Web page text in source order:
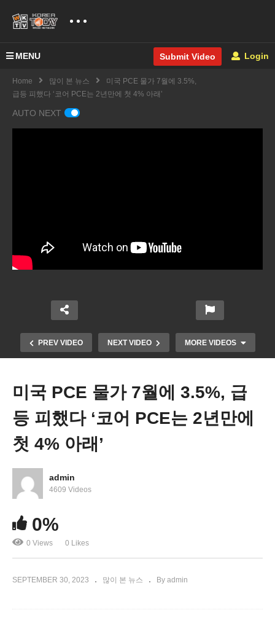
MENU Submit Video Login
Home 많이 본 뉴스
미국 PCE 물가 7월에 3.5%,
급등 피했다 ‘코어 PCE는 2년만에 첫 4% 아래’
AUTO NEXT
PREV VIDEO NEXT VIDEO MORE VIDEOS
연방정부 셧다운 초읽기 ‘10월 1일 새벽 0시부터 문
닫는 연방기관들 상당수’
미국 PCE 물가 7월에 3.5%, 급
등 피했다 ‘코어 PCE는 2년만에
첫 4% 아래’
admin
4609 Videos
0%
0 Views 0 Likes
SEPTEMBER 30, 2023 많이 본 뉴스 By admin